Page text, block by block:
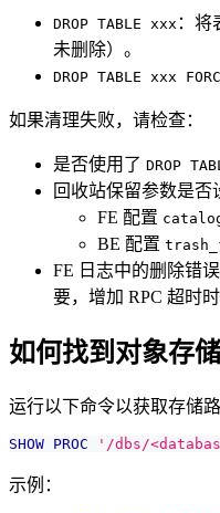
DROP TABLE xxx ：将
未删除）。
DROP TABLE xxx
如果清理失败，请检查：
是否使用了 DROP
回收站保留参数是否
FE 配置
BE 配置
FE 日志中的删除错
要，增加 RPC 超时时
如何找到对象存
运行以下命令以获取存储路
SHOW PROC '/dbs/
示例：